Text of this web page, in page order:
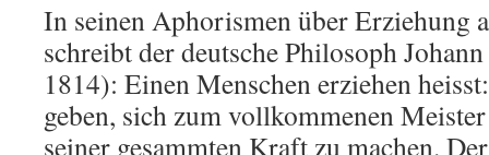
In seinen Aphorismen über Erziehung
schreibt der deutsche Philosoph
1814): Einen Menschen erziehen
geben, sich zum vollkommenen
seiner gesammten Kraft zu machen.